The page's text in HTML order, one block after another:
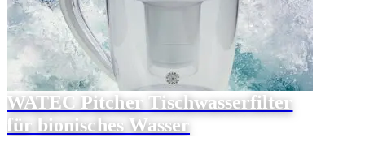
WATEC Pitcher Tischwasserfilter
für bionisches Wasser